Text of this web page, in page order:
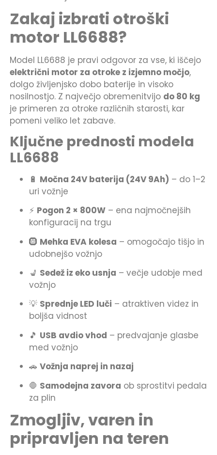
Zakaj izbrati otroški
motor LL6688?
Model LL6688 je pravi odgovor za vse, ki iščejo
električni motor za otroke z izjemno močjo,
dolgo življenjsko dobo baterije in visoko
nosilnostjo. Z največjo obremenitvijo do 80 kg
je primeren za otroke različnih starosti, kar
pomeni veliko let zabave.
Ključne prednosti modela
LL6688
🔋 Močna 24V baterija (24V 9Ah) – do 1–2
uri vožnje
⚡ Pogon 2 × 800W – ena najmočnejših
konfiguracij na trgu
🛞 Mehka EVA kolesa – omogočajo tišjo in
udobnejšo vožnjo
💺 Sedež iz eko usnja – večje udobje med
vožnjo
💡 Sprednje LED luči – atraktiven videz in
boljša vidnost
🎵 USB avdio vhod – predvajanje glasbe
med vožnjo
🚗 Vožnja naprej in nazaj
🛑 Samodejna zavora ob sprostitvi pedala
za plin
Zmogljiv, varen in
pripravljen na teren